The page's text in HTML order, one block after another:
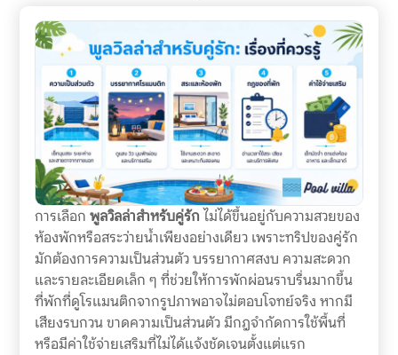
การเลือก พูลวิลล่าสำหรับคู่รัก ไม่ได้ขึ้นอยู่กับความสวยของ
ห้องพักหรือสระว่ายน้ำเพียงอย่างเดียว เพราะทริปของคู่รัก
มักต้องการความเป็นส่วนตัว บรรยากาศสงบ ความสะดวก
และรายละเอียดเล็ก ๆ ที่ช่วยให้การพักผ่อนราบรื่นมากขึ้น
ที่พักที่ดูโรแมนติกจากรูปภาพอาจไม่ตอบโจทย์จริง หากมี
เสียงรบกวน ขาดความเป็นส่วนตัว มีกฎจำกัดการใช้พื้นที่
หรือมีค่าใช้จ่ายเสริมที่ไม่ได้แจ้งชัดเจนตั้งแต่แรก